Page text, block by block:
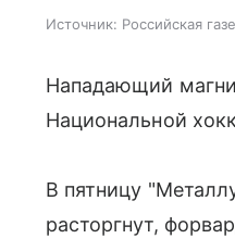
Источник: Российская
Нападающий
Национальной
В пятницу
расторгнут,